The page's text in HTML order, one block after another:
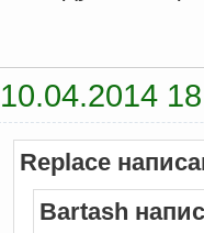
10.04.2014
Replace
Bartash